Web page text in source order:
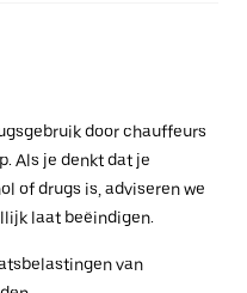
door chauffeurs
Als je denkt dat je
of drugs is, adviseren we
laat beëindigen.
van